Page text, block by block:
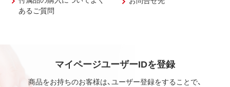
あるご質問
マイページユーザーIDを登録
商品をお持ちのお客様は、ユーザー登録をすることで、